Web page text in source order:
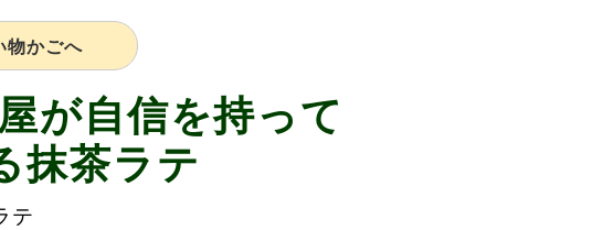
物かごへ
が自信を持って
抹茶ラテ
テ